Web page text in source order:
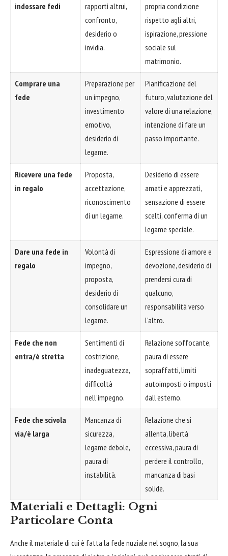
indossare fedi
rapporti altrui,
confronto,
desiderio o
invidia.
propria condizione
rispetto agli altri,
ispirazione, pressione
sociale sul
matrimonio.
Comprare una
fede
Preparazione per
un impegno,
investimento
emotivo,
desiderio di
legame.
Pianificazione del
futuro, valutazione del
valore di una relazione,
intenzione di fare un
passo importante.
Ricevere una fede
in regalo
Proposta,
accettazione,
riconoscimento
di un legame.
Desiderio di essere
amati e apprezzati,
sensazione di essere
scelti, conferma di un
legame speciale.
Dare una fede in
regalo
Volontà di
impegno,
proposta,
desiderio di
consolidare un
legame.
Espressione di amore e
devozione, desiderio di
prendersi cura di
qualcuno,
responsabilità verso
l'altro.
Fede che non
entra/è stretta
Sentimenti di
costrizione,
inadeguatezza,
difficoltà
nell'impegno.
Relazione soffocante,
paura di essere
sopraffatti, limiti
autoimposti o imposti
dall'esterno.
Fede che scivola
via/è larga
Mancanza di
sicurezza,
legame debole,
paura di
instabilità.
Relazione che si
allenta, libertà
eccessiva, paura di
perdere il controllo,
mancanza di basi
solide.
Materiali e Dettagli: Ogni
Particolare Conta
Anche il materiale di cui è fatta la fede nuziale nel sogno, la sua